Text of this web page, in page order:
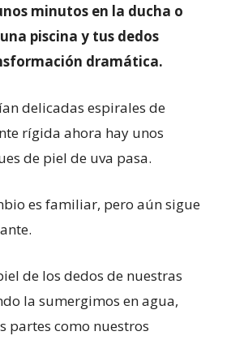
minutos en la ducha o
piscina y tus dedos
dramática.
delicadas espirales de
rígida ahora hay unos
de piel de uva pasa.
es familiar, pero aún sigue
de los dedos de nuestras
la sumergimos en agua,
partes como nuestros